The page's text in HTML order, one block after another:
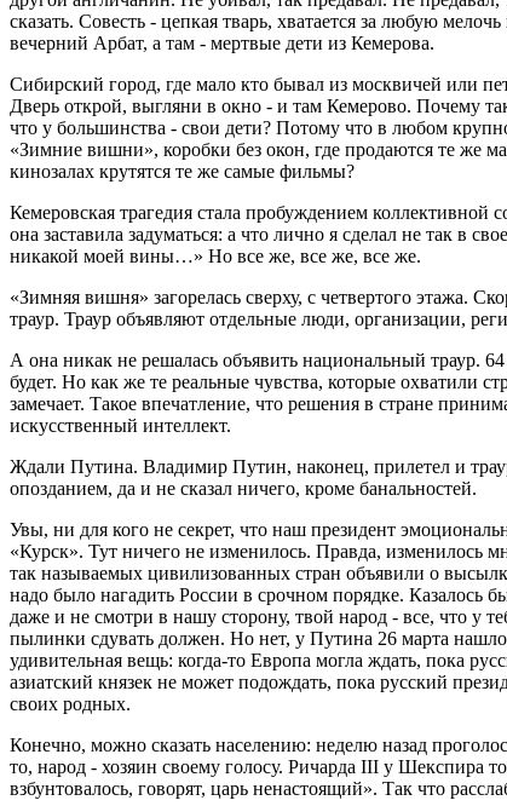
сказать. Совесть - цепкая тварь, хватается за любую
вечерний Арбат, а там - мертвые дети из Кемерова.
Сибирский город, где мало кто бывал из москвичей или
Дверь открой, выгляни в окно - и там Кемерово. Почему
что у большинства - свои дети? Потому что в любом
«Зимние вишни», коробки без окон, где продаются те же
кинозалах крутятся те же самые фильмы?
Кемеровская трагедия стала пробуждением
она заставила задуматься: а что лично я сделал не так в
никакой моей вины…» Но все же, все же, все же.
«Зимняя вишня» загорелась сверху, с четвертого этажа.
траур. Траур объявляют отдельные люди, организации,
А она никак не решалась объявить национальный траур.
будет. Но как же те реальные чувства, которые охватили
замечает. Такое впечатление, что решения в стране
искусственный интеллект.
Ждали Путина. Владимир Путин, наконец, прилетел и
опозданием, да и не сказал ничего, кроме банальностей.
Увы, ни для кого не секрет, что наш президент
«Курск». Тут ничего не изменилось. Правда, изменилось
так называемых цивилизованных стран объявили о
надо было нагадить России в срочном порядке. Казалось
даже и не смотри в нашу сторону, твой народ - все, что у
пылинки сдувать должен. Но нет, у Путина 26 марта
удивительная вещь: когда-то Европа могла ждать, пока
азиатский князек не может подождать, пока русский
своих родных.
Конечно, можно сказать населению: неделю назад
то, народ - хозяин своему голосу. Ричарда III у Шекспира
взбунтовалось, говорят, царь ненастоящий». Так что